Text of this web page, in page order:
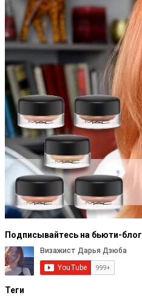
Подписывайтесь на бьюти-блог
Теги